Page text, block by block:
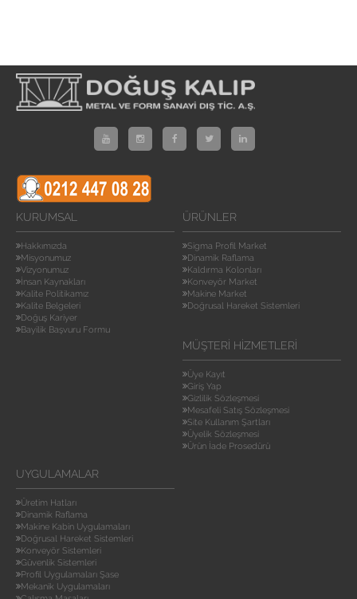
KURUMSAL
Hakkımızda
Misyonumuz
Vizyonumuz
İnsan Kaynakları
Kalite Politikamız
Kalite Belgeleri
Doğuş Kariyer
Bayilik Başvuru Formu
ÜRÜNLER
Sigma Profil Market
Dinamik Raflama
Kaldırma Kolonları
Konveyör Market
Makine Market
Doğrusal Hareket Sistemleri
MÜŞTERI HIZMETLERI
Üye Kayıt
Giriş Yap
Gizlilik Sözleşmesi
Mesafeli Satış Sözleşmesi
Site Kullanım Şartları
Üyelik Sözleşmesi
Ürün İade Prosedürü
UYGULAMALAR
Üretim Hatları
Dinamik Raflama
Makine Kabin Uygulamaları
Doğrusal Hareket Sistemleri
Konveyör Sistemleri
Güvenlik Sistemleri
Profil Uygulamaları Şase
Mekanik Uygulamaları